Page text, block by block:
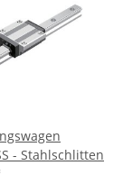
- Stahlschlitten